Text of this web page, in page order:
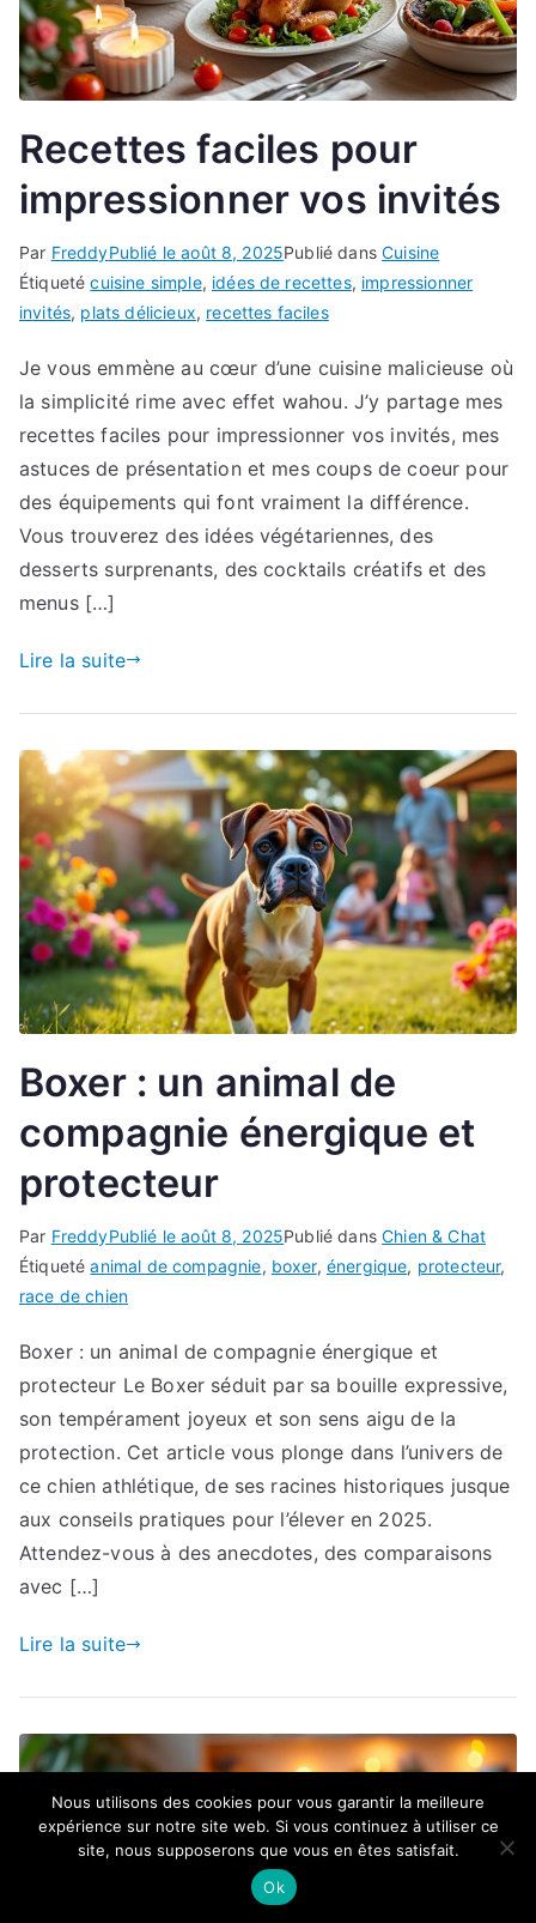
Recettes faciles pour
impressionner vos invités
Par FreddyPublié leaoût 8, 2025Publié dansCuisine
Étiquetécuisine simple, idées de recettes, impressionner
invités, plats délicieux, recettes faciles
Je vous emmène au cœur d’une cuisine malicieuse où
la simplicité rime avec effet wahou. J’y partage mes
recettes faciles pour impressionner vos invités, mes
astuces de présentation et mes coups de coeur pour
des équipements qui font vraiment la différence.
Vous trouverez des idées végétariennes, des
desserts surprenants, des cocktails créatifs et des
menus […]
Lire la suite
Boxer : un animal de
compagnie énergique et
protecteur
Par FreddyPublié leaoût 8, 2025Publié dansChien & Chat
Étiquetéanimal de compagnie, boxer, énergique, protecteur,
race de chien
Boxer : un animal de compagnie énergique et
protecteur Le Boxer séduit par sa bouille expressive,
son tempérament joyeux et son sens aigu de la
protection. Cet article vous plonge dans l’univers de
ce chien athlétique, de ses racines historiques jusque
aux conseils pratiques pour l’élever en 2025.
Attendez-vous à des anecdotes, des comparaisons
avec […]
Lire la suite
Nous utilisons des cookies pour vous garantir la meilleure
expérience sur notre site web. Si vous continuez à utiliser ce
site, nous supposerons que vous en êtes satisfait.
Ok